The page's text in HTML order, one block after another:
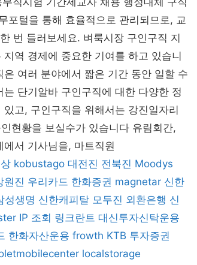
포털을 통해 효율적으로 관리되므로, 교
번 들러보세요. 벼룩시장 구인구직 지
역 경제에 중요한 기여를 하고 있습니
여러 분야에서 짧은 기간 동안 일할 수
단기알바 구인구직에 대한 다양한 정
고, 구인구직을 위해서는 강진일자리
현황을 보실수가 있습니다 유림회간,
서 기사님을, 마트직원
kobustago 대전진 전북진 Moodys
원진 우리카드 한화증권 magnetar 신한
성생명 신한캐피탈 모두진 외환은행 신
IP 조회 링크란트 대신투자신탁운용
한화자산운용 frowth KTB 투자증권
localstorage